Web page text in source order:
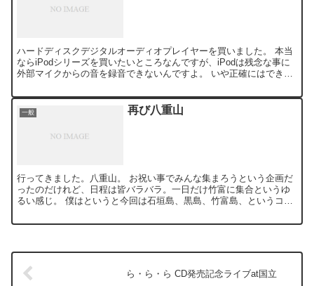
ハードディスクデジタルオーディオプレイヤーを買いました。 本当
ならiPodシリーズを買いたいところなんですが、iPodは残念な事に
外部マイクからの音を録音できないんですよ。 いや正確にはできな
一般 再び八重山
行ってきました。八重山。 お祝い事でみんな集まろうという企画だ
ったのだけれど、日程は皆バラバラ。一日だけ竹富に集合というゆ
るい感じ。 僕はというと今回は石垣島、黒島、竹富島、というコー
ら・ら・ら CD発売記念ライブat国立